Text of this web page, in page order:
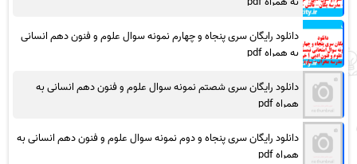
دانلود رایگان سری پنجاه و چهارم نمونه سوال علوم و فنون دهم انسانی
به همراه pdf
دانلود رایگان سری شصتم نمونه سوال علوم و فنون دهم انسانی به
همراه pdf
دانلود رایگان سری پنجاه و دوم نمونه سوال علوم و فنون دهم انسانی به
همراه pdf